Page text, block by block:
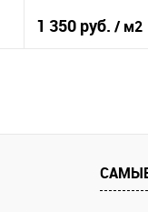
1 350 руб. / м2
В избранное